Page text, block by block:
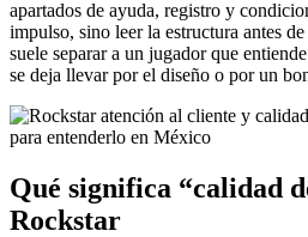
apartados de ayuda, registro y
impulso, sino leer la estructura antes
suele separar a un jugador que
se deja llevar por el diseño o por un
Qué significa “calidad
Rockstar